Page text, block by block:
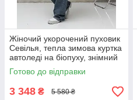
Жіночий укорочений пуховик
Севілья, тепла зимова куртка
автоледі на біопуху, знімний
капюшон 48–50 графіт
Готово до відправки
3 348 ₴ 5 580 ₴